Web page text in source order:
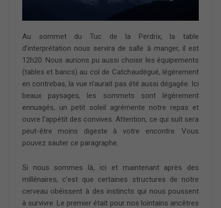
Au sommet du Tuc de la Perdrix, la table
d’interprétation nous servira de salle à manger, il est
12h20. Nous aurions pu aussi choisir les équipements
(tables et bancs) au col de Catchaudégué, légèrement
en contrebas, la vue n’aurait pas été aussi dégagée. Ici
beaux paysages, les sommets sont légèrement
ennuagés, un petit soleil agrémente notre repas et
ouvre l’appétit des convives. Attention, ce qui suit sera
peut-être moins digeste à votre encontre. Vous
pouvez sauter ce paragraphe.
Si nous sommes là, ici et maintenant après des
millénaires, c’est que certaines structures de notre
cerveau obéissent à des instincts qui nous poussent
à survivre. Le premier était pour nos lointains ancêtres